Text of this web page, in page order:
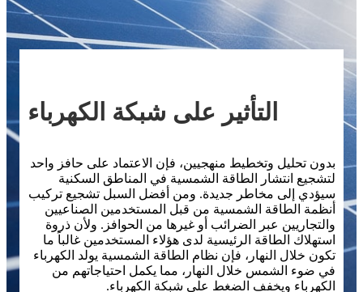
التأثير على شبكة الكهرباء
بدون تحليل وتخطيط منهجيين، فإن الاعتماد على حافز واحد
لتشجيع انتشار الطاقة الشمسية في المناطق السكنية
سيؤدي إلى مخاطر جديدة. ومن أفضل السبل تشجيع تركيب
أنظمة الطاقة الشمسية من قبل المستخدمين الصناعيين
والتجاريين عبر الضرائب أو غيرها من الحوافز. ولأن ذروة
استهلاك الطاقة الرئيسية لدى هؤلاء المستخدمين غالباً ما
تكون خلال النهار، فإن نظام الطاقة الشمسية يولد الكهرباء
في ضوء الشمس خلال النهار، مما يكمل احتياجاتهم من
الكهرباء ويخفف الضغط على شبكة الكهرباء.